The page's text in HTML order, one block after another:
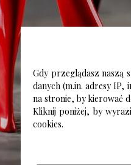
Gdy przeglądasz naszą
danych (m.in. adresy
na stronie, by kierować
Kliknij poniżej, by
cookies.